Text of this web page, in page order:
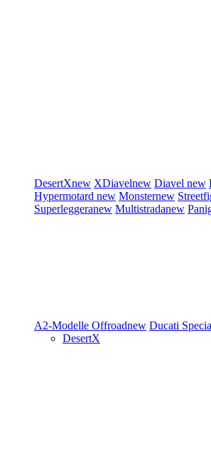
DesertXnew XDiavelnew Diavel new
Hypermotard new Monsternew
Superleggeranew Multistradanew
A2-Modelle Offroadnew Ducati
DesertX